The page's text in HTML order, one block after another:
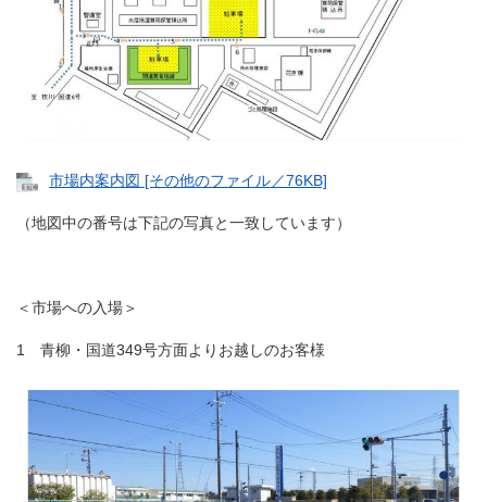
市場内案内図 [その他のファイル／76KB]
（地図中の番号は下記の写真と一致しています）
＜市場への入場＞
1 青柳・国道349号方面よりお越しのお客様